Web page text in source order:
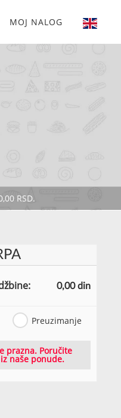
MOJ NALOG
RSD.
0,00 din
Preuzimanje
prazna. Poručite
naše ponude.